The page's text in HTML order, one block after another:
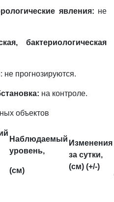
явления: не
бактериологическая
: не прогнозируются.
на контроле.
объектов
Наблюдаемый
уровень,
(см)
Изменения
за сутки,
(см) (+/-)